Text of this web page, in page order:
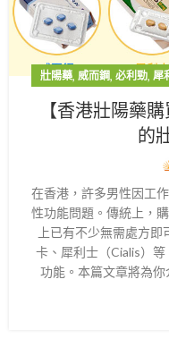
壯陽藥, 威而鋼, 必利勁, 犀
【香港壯陽藥
的
在香港，許多男性因工
性功能問題。傳統上，
上已有不少無需處方
卡、犀利士（Cialis）
功能。本篇文章將為